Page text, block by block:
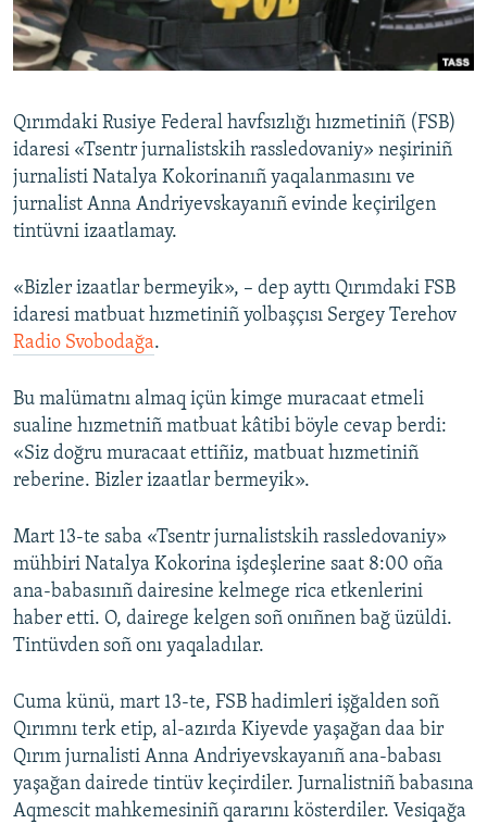
Русский
Українською
QOŞULIÑIZ!
RFE/RS bütün saytları
Qırımdaki Rusiye Federal havfsızlığı hızmetiniñ (FSB)
idaresi «Tsentr jurnalistskih rassledovaniy» neşiriniñ
jurnalisti Natalya Kokorinanıñ yaqalanmasını ve
jurnalist Anna Andriyevskayanıñ evinde keçirilgen
tintüvni izaatlamay.
«Bizler izaatlar bermeyik», – dep ayttı Qırımdaki FSB
idaresi matbuat hızmetiniñ yolbaşçısı Sergey Terehov
Radio Svobodağa.
Bu malümatnı almaq içün kimge muracaat etmeli
sualine hızmetniñ matbuat kâtibi böyle cevap berdi:
«Siz doğru muracaat ettiñiz, matbuat hızmetiniñ
reberine. Bizler izaatlar bermeyik».
Mart 13-te saba «Tsentr jurnalistskih rassledovaniy»
mühbiri Natalya Kokorina işdeşlerine saat 8:00 oña
ana-babasınıñ dairesine kelmege rica etkenlerini
haber etti. O, dairege kelgen soñ onıñnen bağ üzüldi.
Tintüvden soñ onı yaqaladılar.
Cuma künü, mart 13-te, FSB hadimleri işğalden soñ
Qırımnı terk etip, al-azırda Kiyevde yaşağan daa bir
Qırım jurnalisti Anna Andriyevskayanıñ ana-babası
yaşağan dairede tintüv keçirdiler. Jurnalistniñ babasına
Aqmescit mahkemesiniñ qararını kösterdiler. Vesiqağa